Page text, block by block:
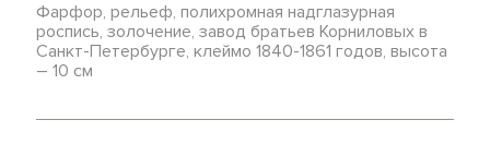
Фарфор, рельеф, полихромная надглазурная
роспись, золочение, завод братьев Корниловых в
Санкт-Петербурге, клеймо 1840-1861 годов, высота
– 10 см